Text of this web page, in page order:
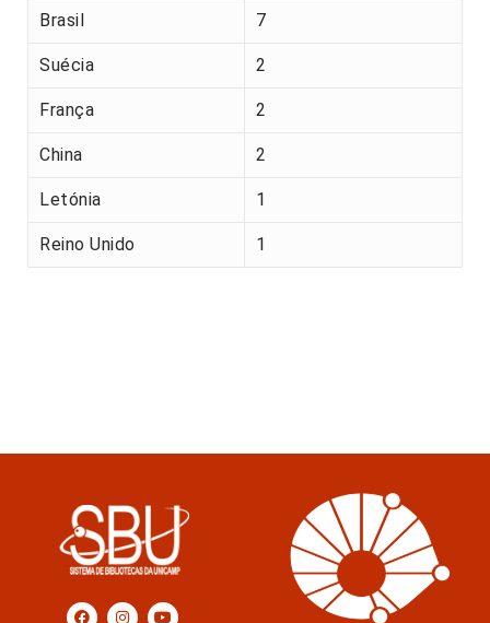
Brasil 7
Suécia 2
França 2
China 2
Letónia 1
Reino Unido 1